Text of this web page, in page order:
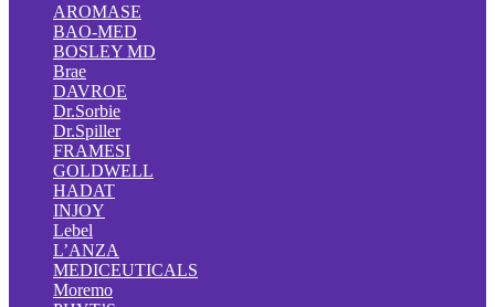
AROMASE
BAO-MED
BOSLEY MD
Brae
DAVROE
Dr.Sorbie
Dr.Spiller
FRAMESI
GOLDWELL
HADAT
INJOY
Lebel
L’ANZA
MEDICEUTICALS
Moremo